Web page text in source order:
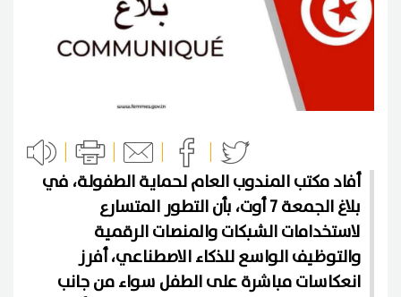
أفاد مكتب المندوب العام لحماية الطفولة، في
بلاغ الجمعة 7 أوت، بأن التطور المتسارع
لاستخدامات الشبكات والمنصات الرقمية
والتوظيف الواسع للذكاء الاصطناعي، أفرز
انعكاسات مباشرة على الطفل سواء من جانب